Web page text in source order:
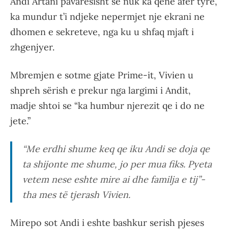
ka mundur t’i ndjeke nepermjet nje ekrani ne
dhomen e sekreteve, nga ku u shfaq mjaft i
zhgenjyer.
Mbremjen e sotme gjate Prime-it, Vivien u
shpreh sërish e prekur nga largimi i Andit,
madje shtoi se “ka humbur njerezit qe i do ne
jete.”
“Me erdhi shume keq qe iku Andi se doja qe
ta shijonte me shume, jo per mua fiks. Pyeta
vetem nese eshte mire ai dhe familja e tij”-
tha mes të tjerash Vivien.
Mirepo sot Andi i eshte bashkur serish pjeses